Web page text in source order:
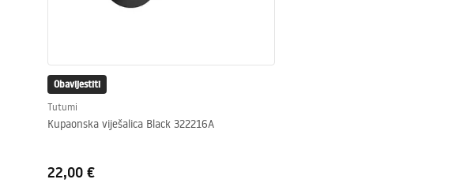
Obavijestiti
Tutumi
Kupaonska viješalica Black 322216A
22,00 €